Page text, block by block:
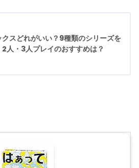
クスどれがいい？9種類のシリーズを
2人・3人プレイのおすすめは？